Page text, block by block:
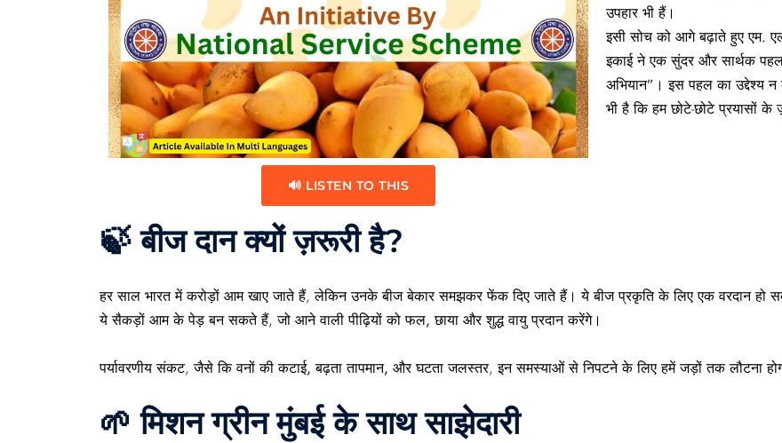
🔊 LISTEN TO THIS
उपहारभी हैं।
इसी सोच को आगे बढ़ाते हुएएम.
इकाईने एक सुंदर और सार्थक
अभियान”। इस पहल का उद्देश्य
भी है कि हम छोटे-छोटे प्रयासों
🍃 बीज दान क्यों ज़रूरी है?
हर साल भारत में करोड़ों आम खाए जाते हैं, लेकिन उनके बीज बेकार समझकर फेंक दिए जाते हैं। ये बीजप्रकृति के लिए एक वरदानहो
ये सैकड़ों आम के पेड़ बन सकते हैं, जो आने वाली पीढ़ियों कोफल, छाया और शुद्ध वायुप्रदान करेंगे।
पर्यावरणीय संकट, जैसे किवनों की कटाई, बढ़ता तापमान, और घटता जलस्तर, इन समस्याओं से निपटने के लिए हमेंजड़ों तक लौटना
🌱 मिशन ग्रीन मुंबई के साथ साझेदारी